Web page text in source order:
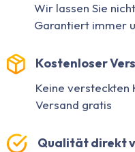
Wir lassen Sie
Garantiert immer
Kostenloser
Keine versteckten
Versand gratis
Qualität direkt